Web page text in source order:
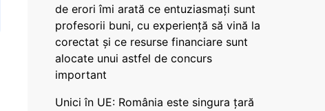
de erori îmi arată ce entuziasmați sunt
profesorii buni, cu experiență să vină la
corectat și ce resurse financiare sunt
alocate unui astfel de concurs
important
Unici în UE: România este singura țară